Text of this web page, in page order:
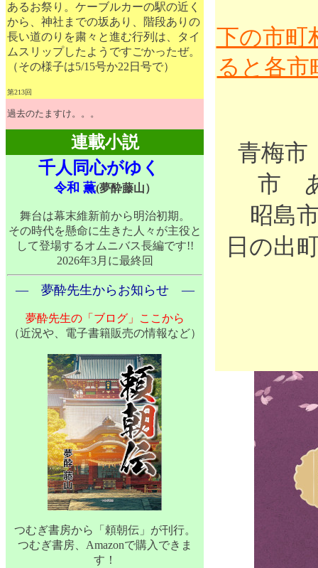
あるお祭り。ケーブルカーの駅の近く
から、神社までの坂あり、階段ありの
長い道のりを粛々と進む行列は、タイ
ムスリップしたようですごかったぜ。
（その様子は5/15号か22日号で）
第213回
過去のたますけ。。。
連載小説
千人同心がゆく
令和 薫(夢酔藤山）
舞台は幕末維新前から明治初期。
その時代を懸命に生きた人々が主役と
して登場するオムニバス長編です!!
2026年3月に最終回
― 夢酔先生からお知らせ ―
夢酔先生の「ブログ」ここから
（近況や、電子書籍販売の情報など）
つむぎ書房から「頼朝伝」が刊行。
つむぎ書房、Amazonで購入できま
す！
下の市町
ると各市
青梅市
市
昭島
日の出